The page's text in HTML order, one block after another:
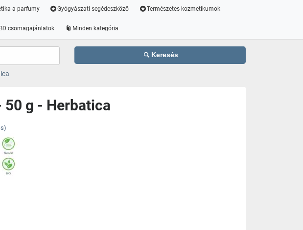
a parfumy Gyógyászati segédeszközö Természetes kozmetikumok
csomagajánlatok Minden kategória
Keresés
50 g - Herbatica